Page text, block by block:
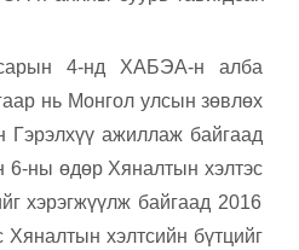
4-нд ХАБЭА-н алба
нь Монгол улсын зөвлөх
Гэрэлхүү ажиллаж байгаад
6-ны өдөр Хяналтын хэлтэс
хэрэгжүүлж байгаад 2016
хэлтсийн бүтцийг